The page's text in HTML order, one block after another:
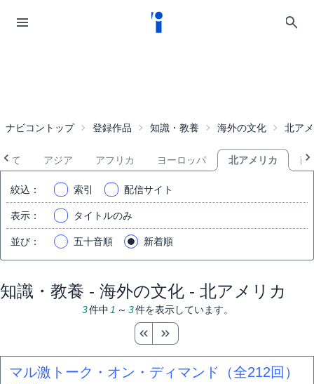
ナビコントップ 登録作品 知識・教養 海外の文化 北ア
全て アジア アフリカ ヨーロッパ 北アメリカ 南
絞込 ： 索引 配信サイト
表示 ： タイトルのみ
並び ： 五十音順 新着順
知識・教養 - 海外の文化 - 北アメリカ
3件中 1 ～ 3件を表示しています。
マル激トーク・オン・ディマンド（全212回）